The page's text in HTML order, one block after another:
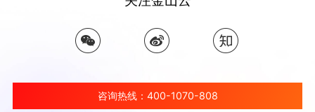
咨询热线：400-1070-808